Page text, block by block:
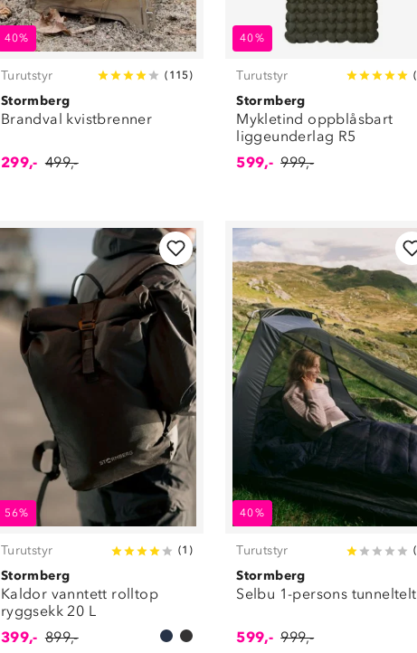
40%
Turutstyr ( 115)
Stormberg
Brandval kvistbrenner
299,- 499,-
40%
Turutstyr (
Stormberg
Mykletind oppblåsbart
liggeunderlag R5
599,- 999,-
56%
Turutstyr (1 )
Stormberg
Kaldor vanntett rolltop
ryggsekk 20 L
399,- 899,-
40%
Turutstyr (
Stormberg
Selbu 1-persons tunneltelt
599,- 999,-